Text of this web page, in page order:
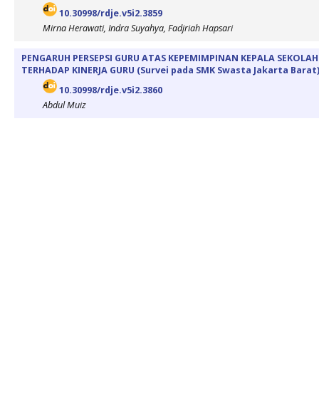
10.30998/rdje.v5i2.3859
Mirna Herawati, Indra Suyahya, Fadjriah Hapsari
PENGARUH PERSEPSI GURU ATAS KEPEMIMPINAN KEPALA
TERHADAP KINERJA GURU (Survei pada SMK Swasta Jakarta Barat)
10.30998/rdje.v5i2.3860
Abdul Muiz